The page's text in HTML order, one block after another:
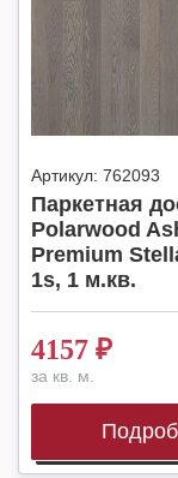
Артикул: 762093
Паркетная
Polarwood
Premium
1s, 1 м.кв.
4157 ₽
за кв. м.